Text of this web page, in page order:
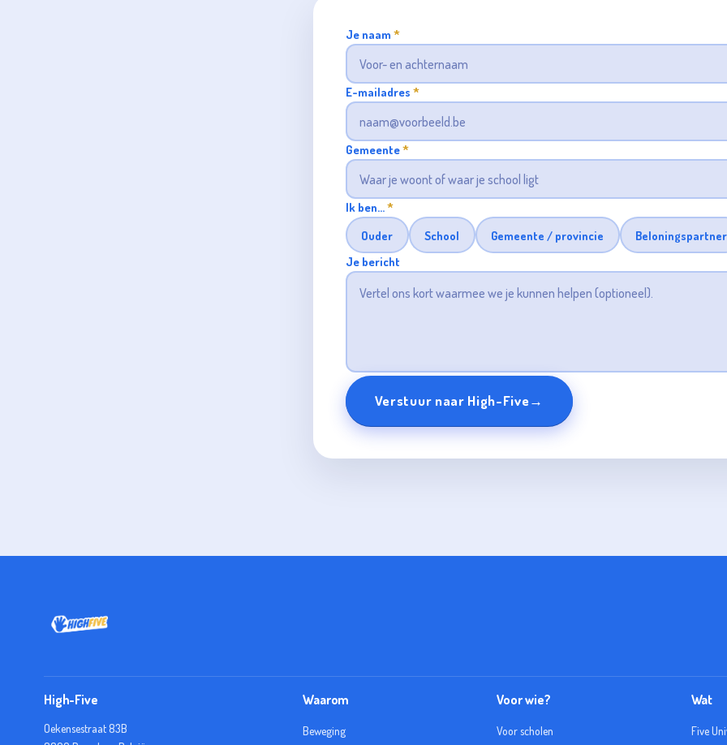
Je naam *
E-mailadres *
Gemeente*
Ik ben…*
Ouder School Gemeente / provincie Beloningspartner
Je bericht
Verstuur naar High-Five→
High-Five
Oekensestraat 83B
Waarom
Beweging
Voor wie?
Voor scholen
Wat
Five